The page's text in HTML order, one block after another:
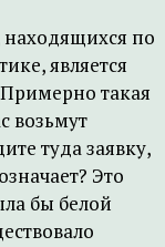
находящихся по
является
такая
возьмут
туда заявку,
Это
бы белой